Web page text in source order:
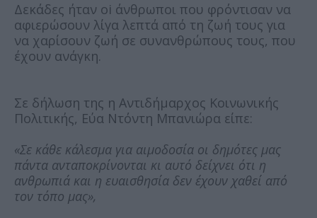
Δεκάδες ήταν oi άνθρωποι που φρόντισαν να
αφιερώσουν λίγα λεπτά από τη ζωή τους για
να χαρίσουν ζωή σε συνανθρώπους τους, που
έχουν ανάγκη.
Σε δήλωση της η Αντιδήμαρχος Κοινωνικής
Πολιτικής, Εύα Ντόντη Μπανιώρα είπε:
«Σε κάθε κάλεσμα για αιμοδοσία οι δημότες μας
πάντα ανταποκρίνονται κι αυτό δείχνει ότι η
ανθρωπιά και η ευαισθησία δεν έχουν χαθεί από
τον τόπο μας»,